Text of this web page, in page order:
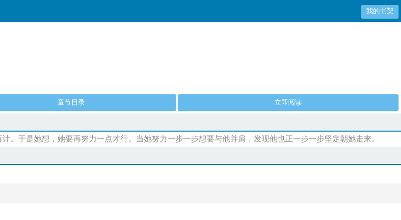
我的书架
章节目录 立即阅读
。于是她想，她要再努力一点才行。当她努力一步一步想要与他并肩，发现他也正一步一步坚定朝她走来。